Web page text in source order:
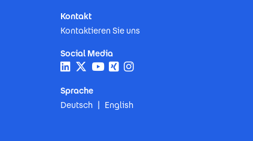
Kontakt
Kontaktieren Sie uns
Social Media
Sprache
Deutsch
English